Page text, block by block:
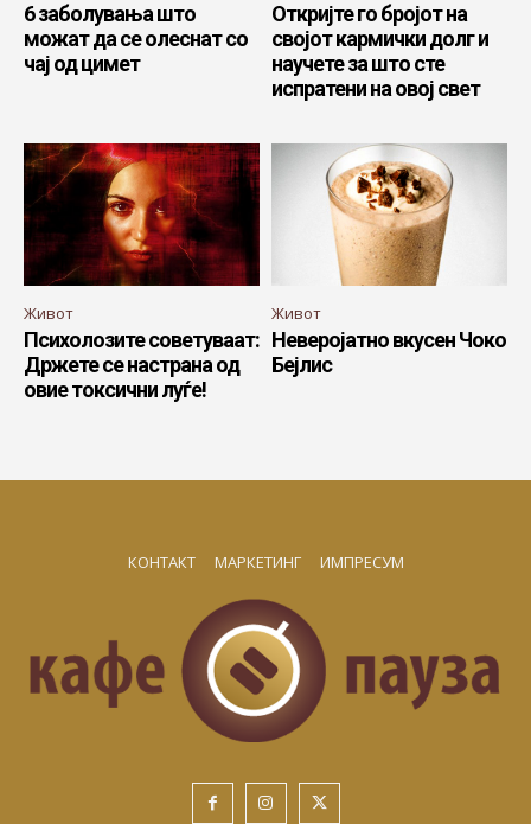
6 заболувања што
можат да се олеснат со
чај од цимет
Откријте го бројот на
својот кармички долг и
научете за што сте
испратени на овој свет
Живот
Психолозите советуваат:
Држете се настрана од
овие токсични луѓе!
Живот
Неверојатно вкусен Чоко
Бејлис
КОНТАКТ МАРКЕТИНГ ИМПРЕСУМ